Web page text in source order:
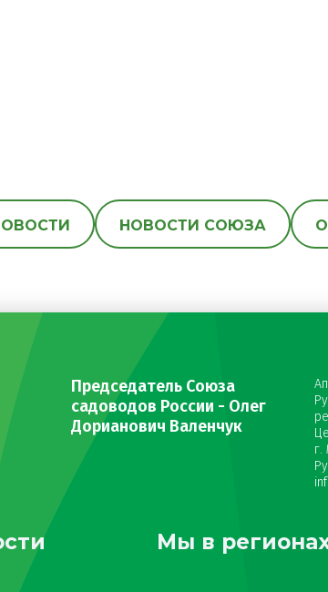
НОВОСТИ СОЮЗА
Председатель Союза
садоводов России - Олег
Дорианович Валенчук
г.
Мы в